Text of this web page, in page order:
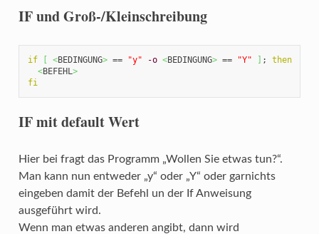
IF und Groß-/Kleinschreibung
if <BEDINGUNG> == "y" -o <BEDINGUNG> == "Y" ; then
<BEFEHL>
fi
IF mit default Wert
Hier bei fragt das Programm „Wollen Sie etwas tun?“.
Man kann nun entweder „y“ oder „Y“ oder garnichts
eingeben damit der Befehl un der If Anweisung
ausgeführt wird.
Wenn man etwas anderen angibt, dann wird